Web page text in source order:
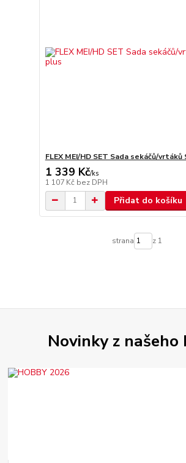
FLEX MEI/HD SET Sada sekáčů/vrtáků
1 339 Kč/ks
1 107 Kč bez DPH
Přidat do košíku
strana z 1
Novinky z našeho